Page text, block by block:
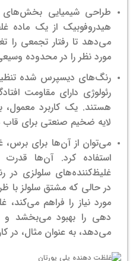
طراحی شیمیایی بخش‌های
هیدروفوبیک از یک ماده
می‌دهد تا رفتار تجمعی را
مورد نظر را در محدوده
رنگ‌های دیسپرس شده
رئولوژی دارای مقاومت
هستند. یک کاربرد
لایه ضخیم صنعتی برای قاب
می‌توان از آن‌ها برای برس،
استفاده کرد. آن‌ها
غلیظ‌کننده‌های سلولزی در
در حالی که مشتق سلولز با
مورد نیاز را فراهم
دهی را بهبود می‌بخشد
می‌دهد، به عنوان مثال، در